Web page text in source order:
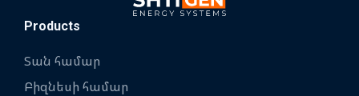
Products
Տան համար
Բիզնեսի համար